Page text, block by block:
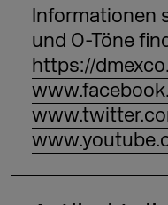
Informationen
und O-Töne
https://